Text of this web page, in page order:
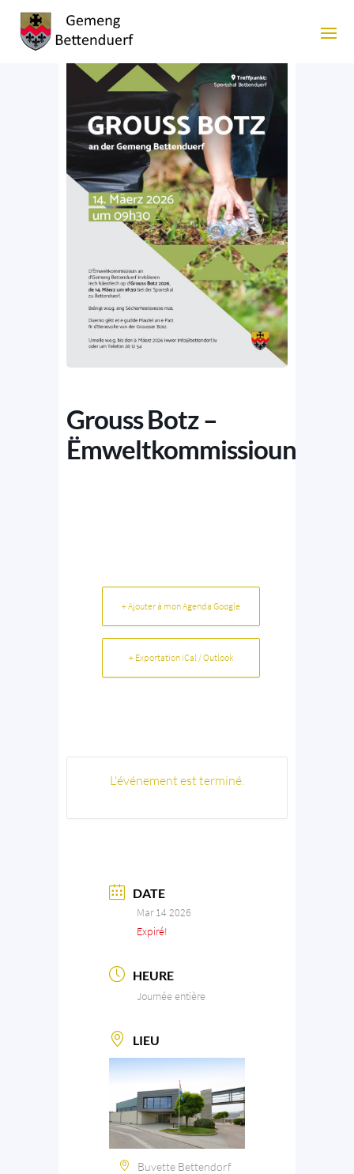
Grouss Botz –
Ëmweltkommissioun
+ Ajouter à mon Agenda Google
+ Exportation iCal / Outlook
L'événement est terminé.
DATE
Mar 14 2026
Expiré!
HEURE
Journée entière
LIEU
Buvette Bettendorf